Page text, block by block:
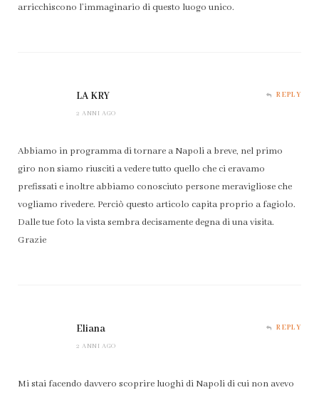
arricchiscono l’immaginario di questo luogo unico.
LA KRY
2 ANNI AGO
REPLY
Abbiamo in programma di tornare a Napoli a breve, nel primo
giro non siamo riusciti a vedere tutto quello che ci eravamo
prefissati e inoltre abbiamo conosciuto persone meravigliose che
vogliamo rivedere. Perciò questo articolo capita proprio a fagiolo.
Dalle tue foto la vista sembra decisamente degna di una visita.
Grazie
Eliana
2 ANNI AGO
REPLY
Mi stai facendo davvero scoprire luoghi di Napoli di cui non avevo